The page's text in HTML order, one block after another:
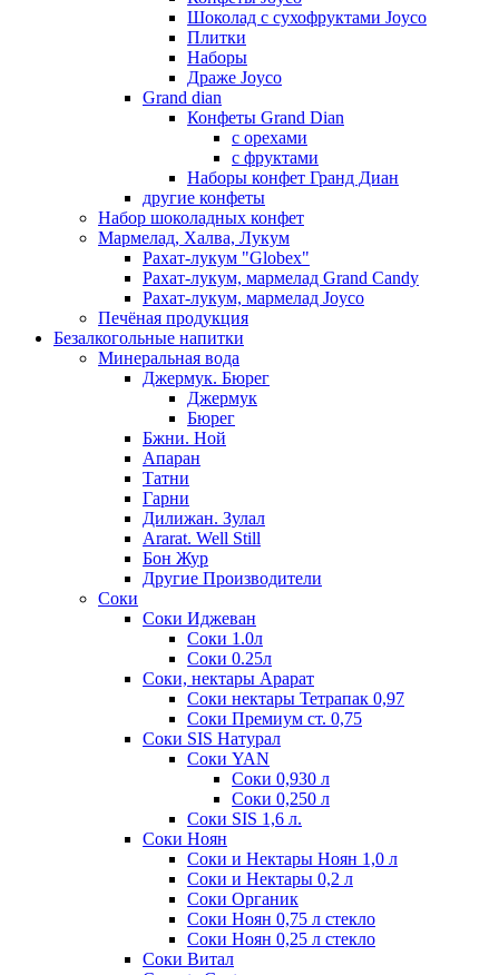
Шоколад с сухофруктами Joyco
Плитки
Наборы
Драже Joyco
Grand dian
Конфеты Grand Dian
с орехами
с фруктами
Наборы конфет Гранд Диан
другие конфеты
Набор шоколадных конфет
Мармелад, Халва, Лукум
Рахат-лукум "Globex"
Рахат-лукум, мармелад Grand Candy
Рахат-лукум, мармелад Joyco
Печёная продукция
Безалкогольные напитки
Минеральная вода
Джермук. Бюрег
Джермук
Бюрег
Бжни. Ной
Апаран
Татни
Гарни
Дилижан. Зулал
Ararat. Well Still
Бон Жур
Другие Производители
Соки
Соки Иджеван
Соки 1.0л
Соки 0.25л
Соки, нектары Арарат
Соки нектары Тетрапак 0,97
Соки Премиум ст. 0,75
Соки SIS Натурал
Соки YAN
Соки 0,930 л
Соки 0,250 л
Соки SIS 1,6 л.
Соки Ноян
Соки и Нектары Ноян 1,0 л
Соки и Нектары 0,2 л
Соки Органик
Соки Ноян 0,75 л стекло
Соки Ноян 0,25 л стекло
Соки Витал